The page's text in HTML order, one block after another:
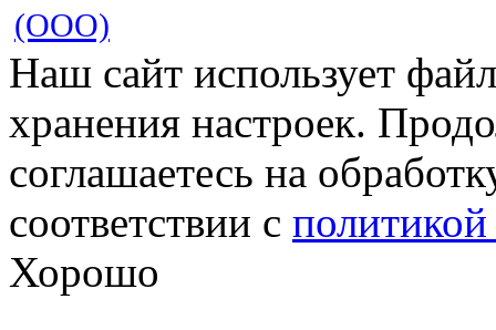
(ООО)
Наш сайт использует
хранения настроек.
соглашаетесь на
соответствии с
Хорошо